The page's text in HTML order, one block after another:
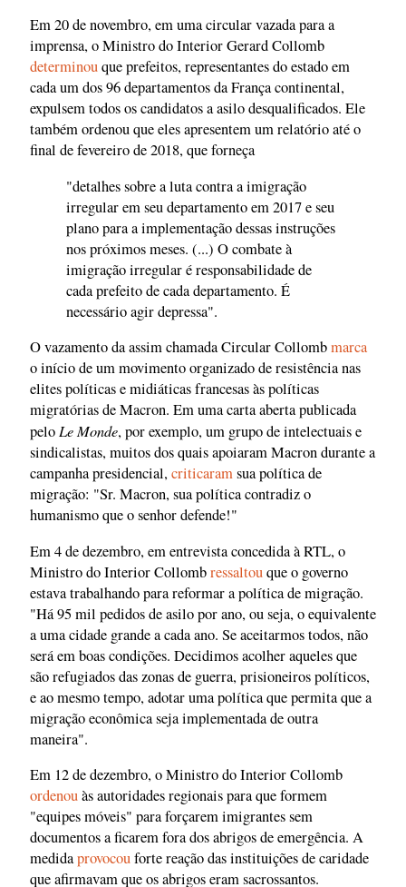
Em 20 de novembro, em uma circular vazada para a
imprensa, o Ministro do Interior Gerard Collomb
determinouque prefeitos, representantes do estado em
cada um dos 96 departamentos da França continental,
expulsem todos os candidatos a asilo desqualificados. Ele
também ordenou que eles apresentem um relatório até o
final de fevereiro de 2018, que forneça
"detalhes sobre a luta contra a imigração
irregular em seu departamento em 2017 e seu
plano para a implementação dessas instruções
nos próximos meses. (...) O combate à
imigração irregular é responsabilidade de
cada prefeito de cada departamento. É
necessário agir depressa".
O vazamento da assim chamada Circular Collombmarca
o início de um movimento organizado de resistência nas
elites políticas e midiáticas francesas às políticas
migratórias de Macron. Em uma carta aberta publicada
pelo Le Monde, por exemplo, um grupo de intelectuais e
sindicalistas, muitos dos quais apoiaram Macron durante a
campanha presidencial,criticaramsua política de
migração: "Sr. Macron, sua política contradiz o
humanismo que o senhor defende!"
Em 4 de dezembro, em entrevista concedida à RTL, o
Ministro do Interior Collombressaltouque o governo
estava trabalhando para reformar a política de migração.
"Há 95 mil pedidos de asilo por ano, ou seja, o equivalente
a uma cidade grande a cada ano. Se aceitarmos todos, não
será em boas condições. Decidimos acolher aqueles que
são refugiados das zonas de guerra, prisioneiros políticos,
e ao mesmo tempo, adotar uma política que permita que a
migração econômica seja implementada de outra
maneira".
Em 12 de dezembro, o Ministro do Interior Collomb
ordenouàs autoridades regionais para que formem
"equipes móveis" para forçarem imigrantes sem
documentos a ficarem fora dos abrigos de emergência. A
medidaprovocouforte reação das instituições de caridade
que afirmavam que os abrigos eram sacrossantos.